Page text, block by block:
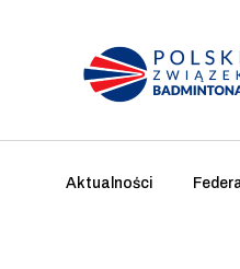
Main
Aktualności